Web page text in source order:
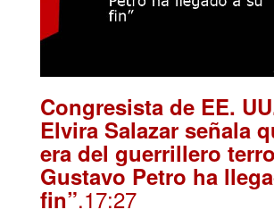
Congresista de EE.
Elvira Salazar señala
era del guerrillero
Gustavo Petro ha
fin”.17:27